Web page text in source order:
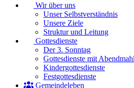
Wir über uns
Unser Selbstverständnis
Unsere Ziele
Struktur und Leitung
Gottesdienste
Der 3. Sonntag
Gottesdienste mit Abendmahl
Kindergottesdienste
Festgottesdienste
Gemeindeleben